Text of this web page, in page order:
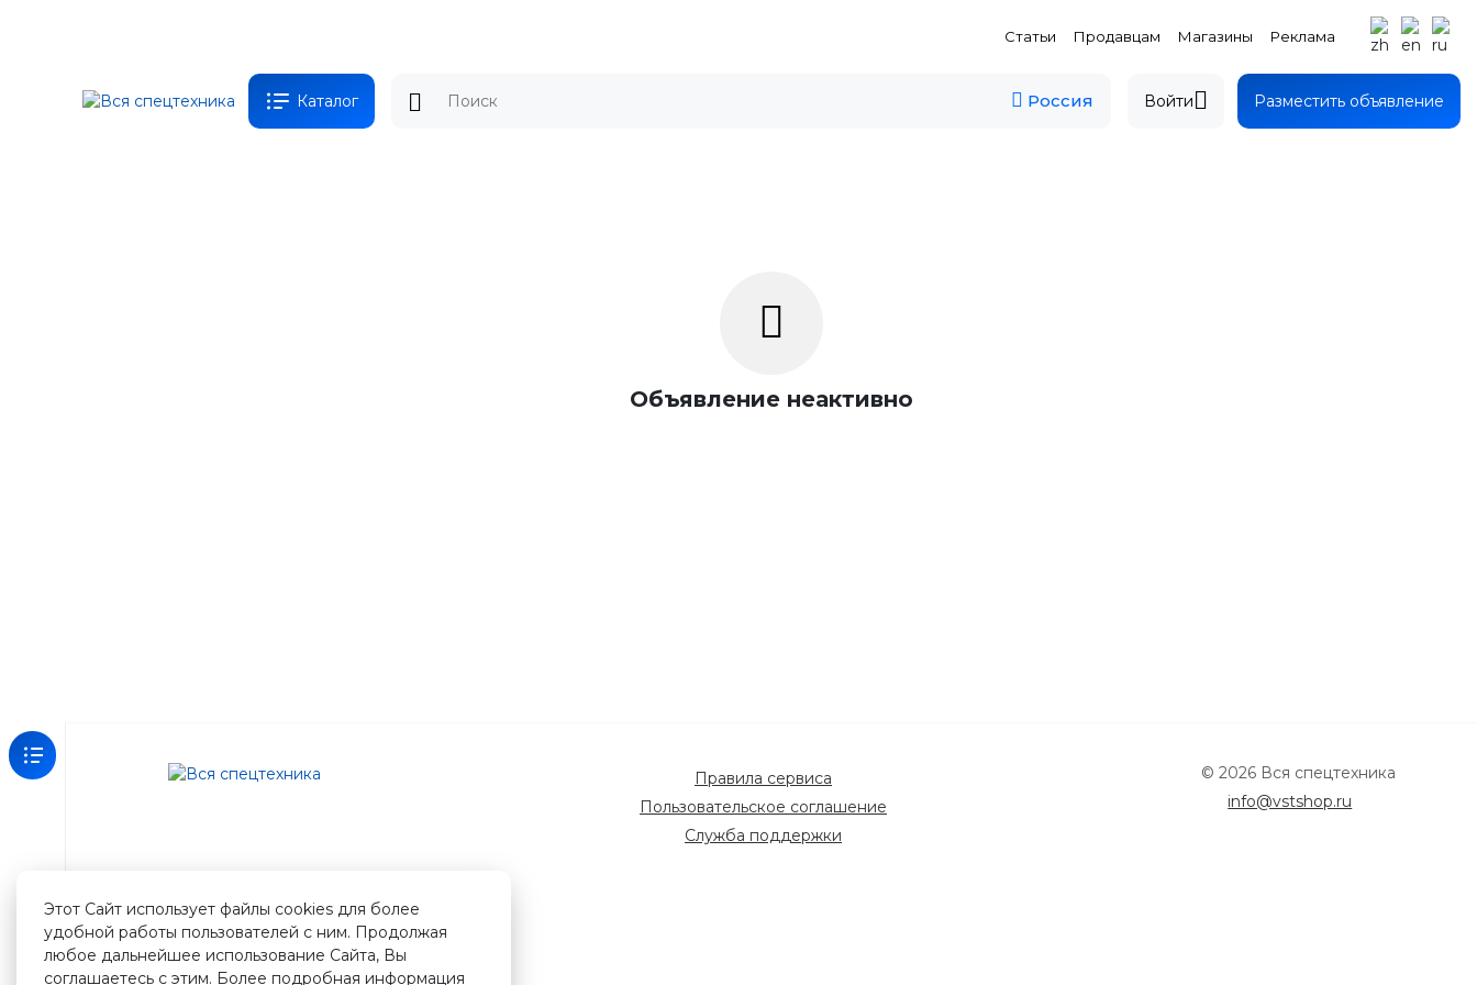
Статьи Продавцам Магазины Реклама
Каталог Россия Войти Разместить объявление
Объявление неактивно
нашем
и
получите
500
Этот Сайт использует файлы cookies для более
удобной работы пользователей с ним. Продолжая
любое дальнейшее использование Сайта, Вы
соглашаетесь с этим. Более подробная информация
Правила сервиса
Пользовательское соглашение
Служба поддержки
© 2026 Вся спецтехника
info@vstshop.ru